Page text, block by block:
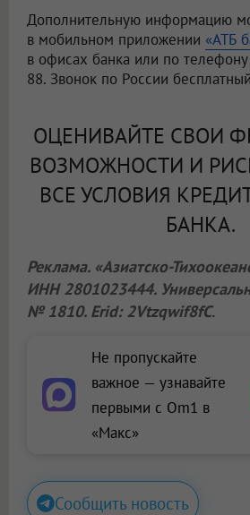
Дополнительную информацию
в мобильном приложении «АТБ
в офисах банка или по
88. Звонок по России
ОЦЕНИВАЙТЕ СВОИ
ВОЗМОЖНОСТИ И
ВСЕ УСЛОВИЯ
БАНКА.
Реклама. «Азиатско-
ИНН 2801023444.
№ 1810. Erid: 2Vtzqwif8fC.
Не пропускайте
важное — узнавайте
первыми с Om1 в
«Макс»
Сообщить новость